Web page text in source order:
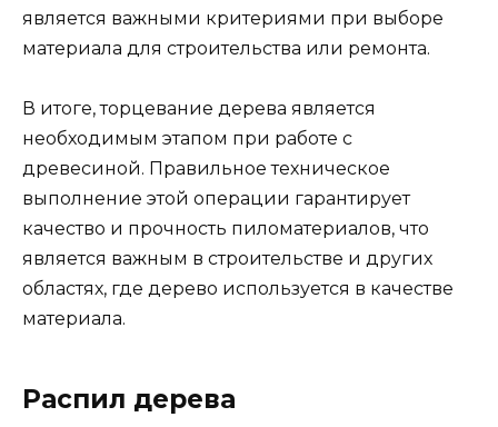
является важными критериями при выборе
материала для строительства или ремонта.
В итоге, торцевание дерева является
необходимым этапом при работе с
древесиной. Правильное техническое
выполнение этой операции гарантирует
качество и прочность пиломатериалов, что
является важным в строительстве и других
областях, где дерево используется в качестве
материала.
Распил дерева